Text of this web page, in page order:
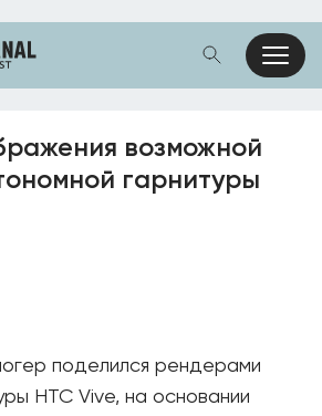
возможной
гарнитуры
поделился рендерами
HTC Vive, на основании